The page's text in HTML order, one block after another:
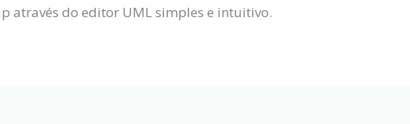
através do editor UML simples e intuitivo.